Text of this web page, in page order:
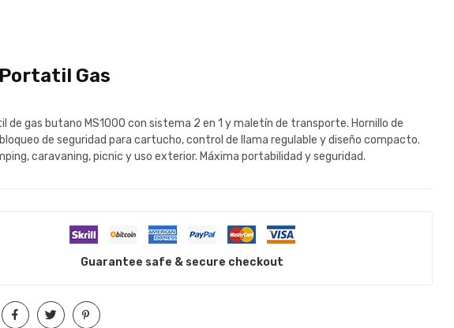
Gas
de gas butano MS1000 con sistema 2 en 1 y maletín de transporte. Hornillo de
de seguridad para cartucho, control de llama regulable y diseño compacto.
caravaning, picnic y uso exterior. Máxima portabilidad y seguridad.
Guarantee safe & secure checkout